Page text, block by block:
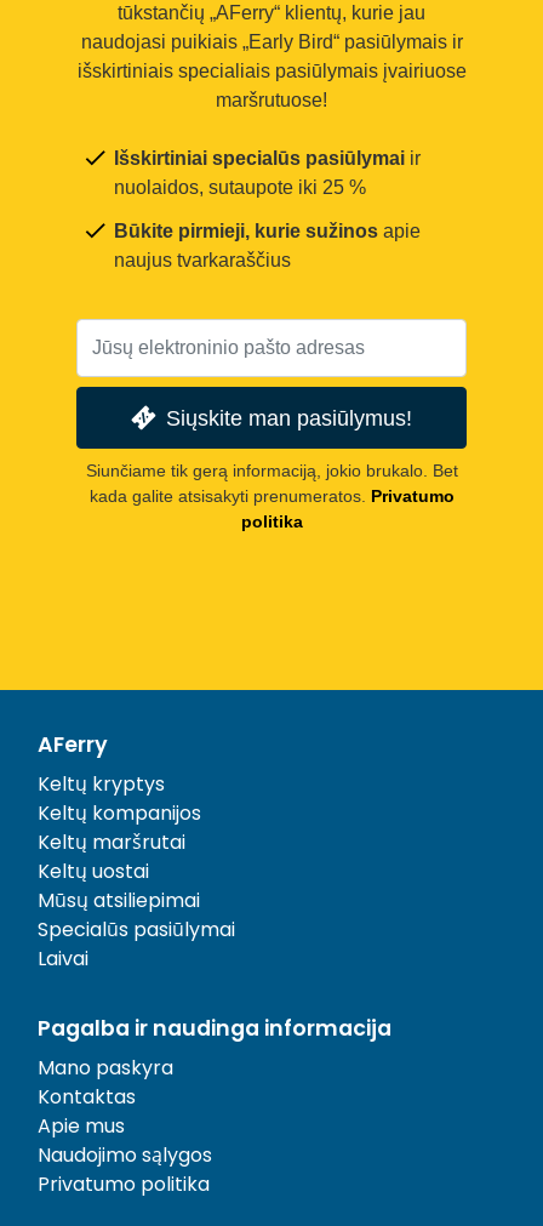
tūkstančių „AFerry“ klientų, kurie jau
naudojasi puikiais „Early Bird“ pasiūlymais ir
išskirtiniais specialiais pasiūlymais įvairiuose
maršrutuose!
Išskirtiniai specialūs pasiūlymai ir
nuolaidos, sutaupote iki 25 %
Būkite pirmieji, kurie sužinos apie
naujus tvarkaraščius
Siųskite man pasiūlymus!
Siunčiame tik gerą informaciją, jokio brukalo. Bet
kada galite atsisakyti prenumeratos. Privatumo
politika
AFerry
Keltų kryptys
Keltų kompanijos
Keltų maršrutai
Keltų uostai
Mūsų atsiliepimai
Specialūs pasiūlymai
Laivai
Pagalba ir naudinga informacija
Mano paskyra
Kontaktas
Apie mus
Naudojimo sąlygos
Privatumo politika